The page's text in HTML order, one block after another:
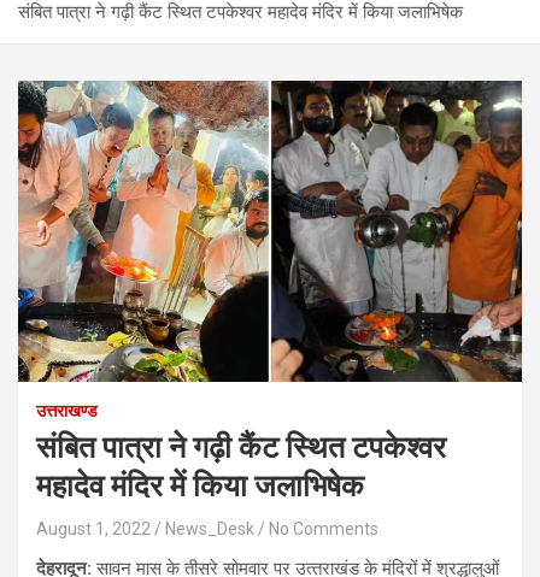
संबित पात्रा ने गढ़ी कैंट स्थित टपकेश्वर महादेव मंदिर में किया जलाभिषेक
उत्तराखण्ड
संबित पात्रा ने गढ़ी कैंट स्थित टपकेश्वर
महादेव मंदिर में किया जलाभिषेक
August 1, 2022 News_Desk No Comments
देहरादून:सावन मास के तीसरे सोमवार पर उत्‍तराखंड के मंदिरों में श्रद्धालुओं